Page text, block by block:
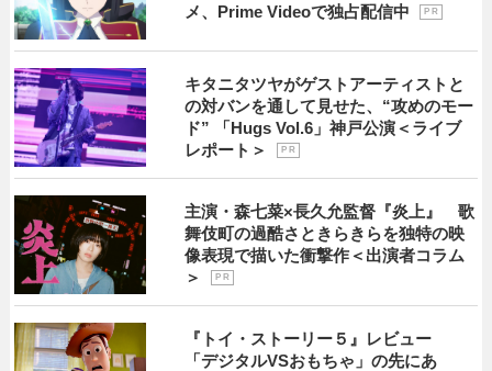
メ、Prime Videoで独占配信中
P R
キタニタツヤがゲストアーティストと
の対バンを通して見せた、“攻めのモー
ド” 「Hugs Vol.6」神戸公演＜ライブ
レポート＞
P R
主演・森七菜×長久允監督『炎上』 歌
舞伎町の過酷さときらきらを独特の映
像表現で描いた衝撃作＜出演者コラム
＞
P R
『トイ・ストーリー５』レビュー
「デジタルVSおもちゃ」の先にあ